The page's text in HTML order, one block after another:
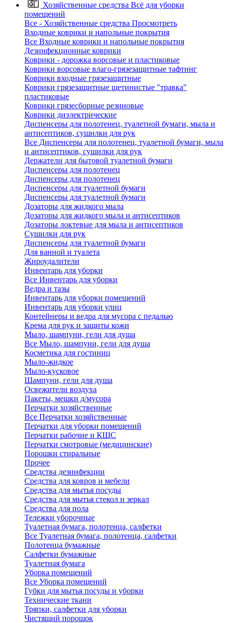
Хозяйственные средства Всё для уборки
помещений
Все - Хозяйственные средства Просмотреть
Входные коврики и напольные покрытия
Все Входные коврики и напольные покрытия
Дезинфекционные коврики
Коврики - дорожка ворсовые и пластиковые
Коврики ворсовые влаго-грязезащитные тафтинг
Коврики входные грязезащитные
Коврики грязезащитные щетинистые "травка"
пластиковые
Коврики грязесборные резиновые
Коврики диэлектрические
Диспенсеры для полотенец, туалетной бумаги, мыла и
антисептиков, сушилки для рук
Все Диспенсеры для полотенец, туалетной бумаги, мыла
и антисептиков, сушилки для рук
Держатели для бытовой туалетной бумаги
Диспенсеры для полотенец
Диспенсеры для полотенец
Диспенсеры для туалетной бумаги
Диспенсеры для туалетной бумаги
Дозаторы для жидкого мыла
Дозаторы для жидкого мыла и антисептиков
Дозаторы локтевые для мыла и антисептиков
Сушилки для рук
Диспенсеры для туалетной бумаги
Для ванной и туалета
Жироудалители
Инвентарь для уборки
Все Инвентарь для уборки
Ведра и тазы
Инвентарь для уборки помещений
Инвентарь для уборки улиц
Контейнеры и ведра для мусора с педалью
Крема для рук и защиты кожи
Мыло, шампуни, гели для душа
Все Мыло, шампуни, гели для душа
Косметика для гостиниц
Мыло-жидкое
Мыло-кусковое
Шампуни, гели для душа
Освежители воздуха
Пакеты, мешки д/мусора
Перчатки хозяйственные
Все Перчатки хозяйственные
Перчатки для уборки помещений
Перчатки рабочие и КЩС
Перчатки смотровые (медицинские)
Порошки стиральные
Прочее
Средства дезинфекции
Средства для ковров и мебели
Средства для мытья посуды
Средства для мытья стекол и зеркал
Средства для пола
Тележки уборочные
Туалетная бумага, полотенца, салфетки
Все Туалетная бумага, полотенца, салфетки
Полотенца бумажные
Салфетки бумажные
Туалетная бумага
Уборка помещений
Все Уборка помещений
Губки для мытья посуды и уборки
Технические ткани
Тряпки, салфетки для уборки
Чистящий порошок